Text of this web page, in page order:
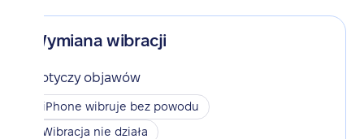
Wymiana wibracji
Dotyczy objawów
iPhone wibruje bez powodu
Wibracja nie działa